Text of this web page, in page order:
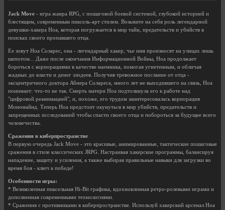
Jack Move - игра жанра RPG, с пошаговой боевой системой, глубокой историей и
блестящим, современным пиксель-арт стилем. Возьмите на себя роль легендарной
девушки-хакера Ноа, которая погружается в мир тайн, предательств и убийств в
поисках своего пропавшего отца.
Ее зовут Ноа Соларес, она - легендарный хакер, чье имя произносят на улицах лишь
шепотом... Даже после окончания Информационной Войны, Ноа продолжает
бороться с корпорациями в качестве наемника, помогая угнетенным, и обличая
жадных до власти и денег злодеев. Получив тревожное послание от отца -
эксцентричного доктора Абнера Солареса, много лет не выходившего на связь, Ноа
понимает: что-то не так. Смерть матери Ноа подтолкнула его к работе над
"цифровой реанимацией", и, похоже, его трудом заинтересовалась корпорация
Мономайнд. Теперь Ноа предстоит окунуться в мир убийств, предательств и
запрещенных исследований чтобы спасти своего отца и побороться за будущее всего
человечества.
Сражения в киберпространстве
В первую очередь Jack Move - это красивые, анимированные, тактические пошаговые
сражения в стиле классических JRPG. Настраивая хакерские программы, балансируя
нападение, защиту и усиления, а также выбирая правильные навыки для загрузки во
время боя - ключ к победе!
Особенности игры:
* Великолепная пиксельная Hi-Bit графика, вдохновленная ретро-ролевыми играми и
дополненная современными технологиями.
* Сражения с противниками в киберпространстве. Используй хакерский арсенал Ноа